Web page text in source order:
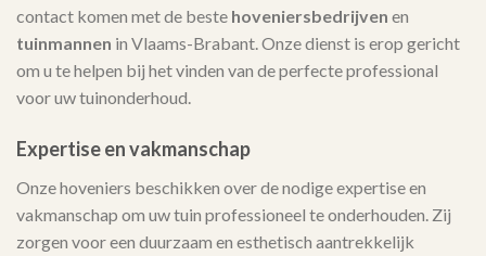
contact komen met de beste hoveniersbedrijven en
tuinmannen in Vlaams-Brabant. Onze dienst is erop gericht
om u te helpen bij het vinden van de perfecte professional
voor uw tuinonderhoud.
Expertise en vakmanschap
Onze hoveniers beschikken over de nodige expertise en
vakmanschap om uw tuin professioneel te onderhouden. Zij
zorgen voor een duurzaam en esthetisch aantrekkelijk